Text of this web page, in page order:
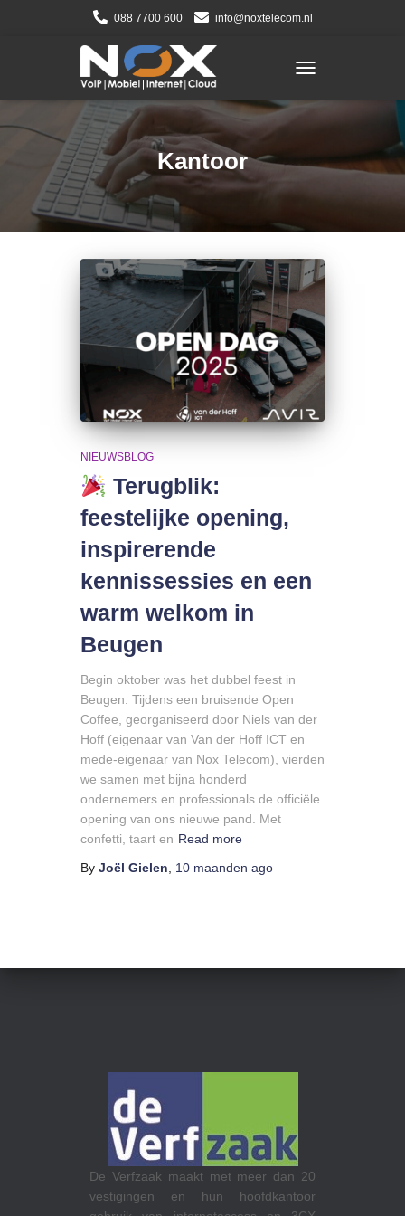
088 7700 600 info@noxtelecom.nl
Kantoor
NIEUWSBLOG
Terugblik:
feestelijke opening,
inspirerende
kennissessies en een
warm welkom in
Beugen
Begin oktober was het dubbel feest in
Beugen. Tijdens een bruisende Open
Coffee, georganiseerd door Niels van der
Hoff (eigenaar van Van der Hoff ICT en
mede-eigenaar van Nox Telecom), vierden
we samen met bijna honderd
ondernemers en professionals de officiële
opening van ons nieuwe pand. Met
confetti, taart en Read more
By Joël Gielen 10 maanden ago
De Verfzaak maakt met meer dan 20
vestigingen en hun hoofdkantoor